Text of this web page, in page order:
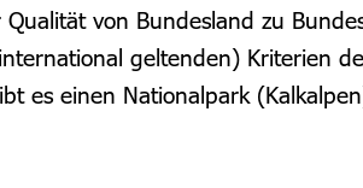
von Bundesland zu
geltenden) Kriterien
es einen Nationalpark